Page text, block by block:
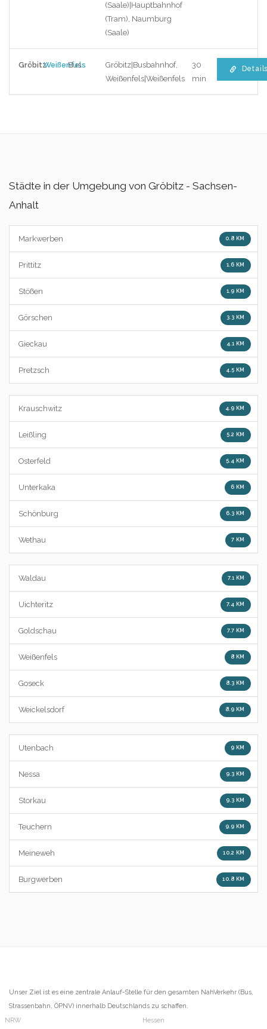
(Saale)|Hauptbahnhof
(Tram), Naumburg
(Saale)
GröbitzWeißenfels
Bus
Gröbitz|Busbahnhof,
Weißenfels|Weißenfels
30
min
Städte in der Umgebung von Gröbitz - Sachsen-
Anhalt
Markwerben 0.8 KM
Prittitz 1.6 KM
Stößen 1.9 KM
Görschen 3.3 KM
Gieckau 4.1 KM
Pretzsch 4.5 KM
Krauschwitz 4.9 KM
Leißling 5.2 KM
Osterfeld 5.4 KM
Unterkaka 6 KM
Schönburg 6.3 KM
Wethau 7 KM
Waldau 7.1 KM
Uichteritz 7.4 KM
Goldschau 7.7 KM
Weißenfels 8 KM
Goseck 8.3 KM
Weickelsdorf 8.9 KM
Utenbach 9 KM
Nessa 9.3 KM
Storkau 9.3 KM
Teuchern 9.9 KM
Meineweh 10.2 KM
Burgwerben 10.8 KM
Unser Ziel ist es eine zentrale Anlauf-Stelle für den gesamten NahVerkehr (Bus,
Strassenbahn, ÖPNV) innerhalb Deutschlands zu schaffen.
NRW
Hessen